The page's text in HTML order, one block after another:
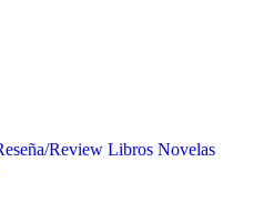
Review Libros Novelas